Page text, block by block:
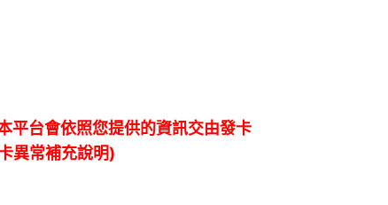
平台會依照您提供的資訊交由發卡
異常補充說明)